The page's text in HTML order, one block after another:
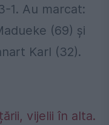
1. Au marcat:
(69) și
Karl (32).
vijelii în alta.